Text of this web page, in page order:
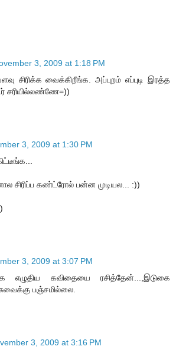
3, 2009 at 1:18 PM
வைக்கிறீங்க. அப்புறம் எப்புடி இரத்த
சரியில்லண்ணே=))
3, 2009 at 1:30 PM
சிரிப்ப கண்ட்ரோல் பன்ன முடியல... :))
3, 2009 at 3:07 PM
எழுதிய கவிதையை ரசித்தேன்...,இடுகை
பஞ்சமில்லை.
3, 2009 at 3:16 PM